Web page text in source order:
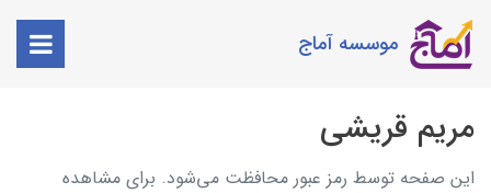
موسسه آماج
مریم قریشی
این صفحه توسط رمز عبور محافظت می‌شود. برای مشاهده